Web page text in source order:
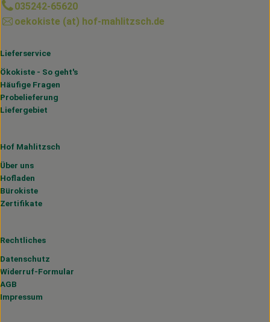
035242-65620
oekokiste (at) hof-mahlitzsch.de
Lieferservice
Ökokiste - So geht's
Häufige Fragen
Probelieferung
Liefergebiet
Hof Mahlitzsch
Über uns
Hofladen
Bürokiste
Zertifikate
Rechtliches
Datenschutz
Widerruf-Formular
AGB
Impressum